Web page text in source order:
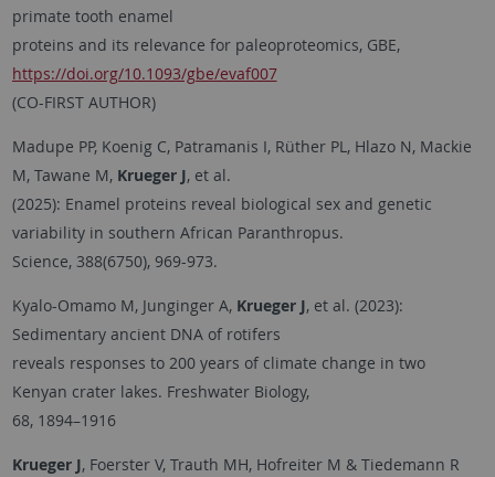
primate tooth enamel
proteins and its relevance for paleoproteomics, GBE,
https://doi.org/10.1093/gbe/evaf007
(CO-FIRST AUTHOR)
Madupe PP, Koenig C, Patramanis I, Rüther PL, Hlazo N, Mackie
M, Tawane M, Krueger J, et al.
(2025): Enamel proteins reveal biological sex and genetic
variability in southern African Paranthropus.
Science, 388(6750), 969-973.
Kyalo-Omamo M, Junginger A, Krueger J, et al. (2023):
Sedimentary ancient DNA of rotifers
reveals responses to 200 years of climate change in two
Kenyan crater lakes. Freshwater Biology,
68, 1894–1916
Krueger J, Foerster V, Trauth MH, Hofreiter M & Tiedemann R